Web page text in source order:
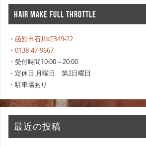
HAIR MAKE FULL THROTTLE
・函館市石川町349-22
・0138-47-9667
・受付時間10:00～20:00
・定休日 月曜日 第2日曜日
・駐車場あり
最近の投稿